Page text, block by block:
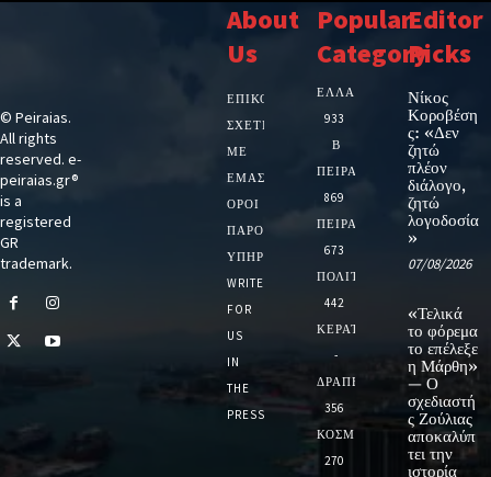
© Peiraias.
All rights
reserved. e-
peiraias.gr®
is a
registered
GR
trademark.
About
Us
ΕΠΙΚΟΙΝΩΝΙΑ
ΣΧΕΤΙΚΆ
ΜΕ
ΕΜΆΣ
ΌΡΟΙ
ΠΑΡΟΧΉΣ
ΥΠΗΡΕΣΙΏΝ
WRITE
FOR
US
IN
THE
PRESS
Popular
Category
ΕΛΛΑΔΑ
933
Β
ΠΕΙΡΑΙΑ
869
ΠΕΙΡΑΙΑΣ
673
ΠΟΛΙΤΙΚΗ
442
ΚΕΡΑΤΣΙΝΙ
-
ΔΡΑΠΕΤΣΩΝΑ
356
ΚΟΣΜΟΣ
270
Editor
Picks
Νίκος
Κοροβέση
ς: «Δεν
ζητώ
πλέον
διάλογο,
ζητώ
λογοδοσία
»
07/08/2026
«Τελικά
το φόρεμα
το επέλεξε
η Μάρθη»
— Ο
σχεδιαστή
ς Ζούλιας
αποκαλύπ
τει την
ιστορία